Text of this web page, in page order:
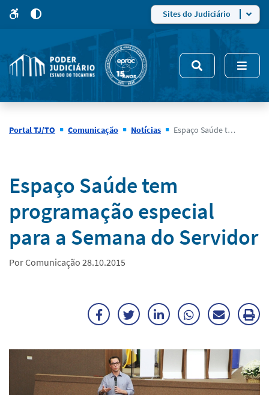
site
5
modo
de
alto
Sites do Judiciário
Portal TJ/TO Comunicação Notícias Espaço Saúde tem programação especial para a Semana do Servidor
Notícias
Espaço Saúde tem
programação especial
para a Semana do Servidor
Por Comunicação 28.10.2015
FacebookTwitterLinkedInWhatsApp
Enviar
E-
mail